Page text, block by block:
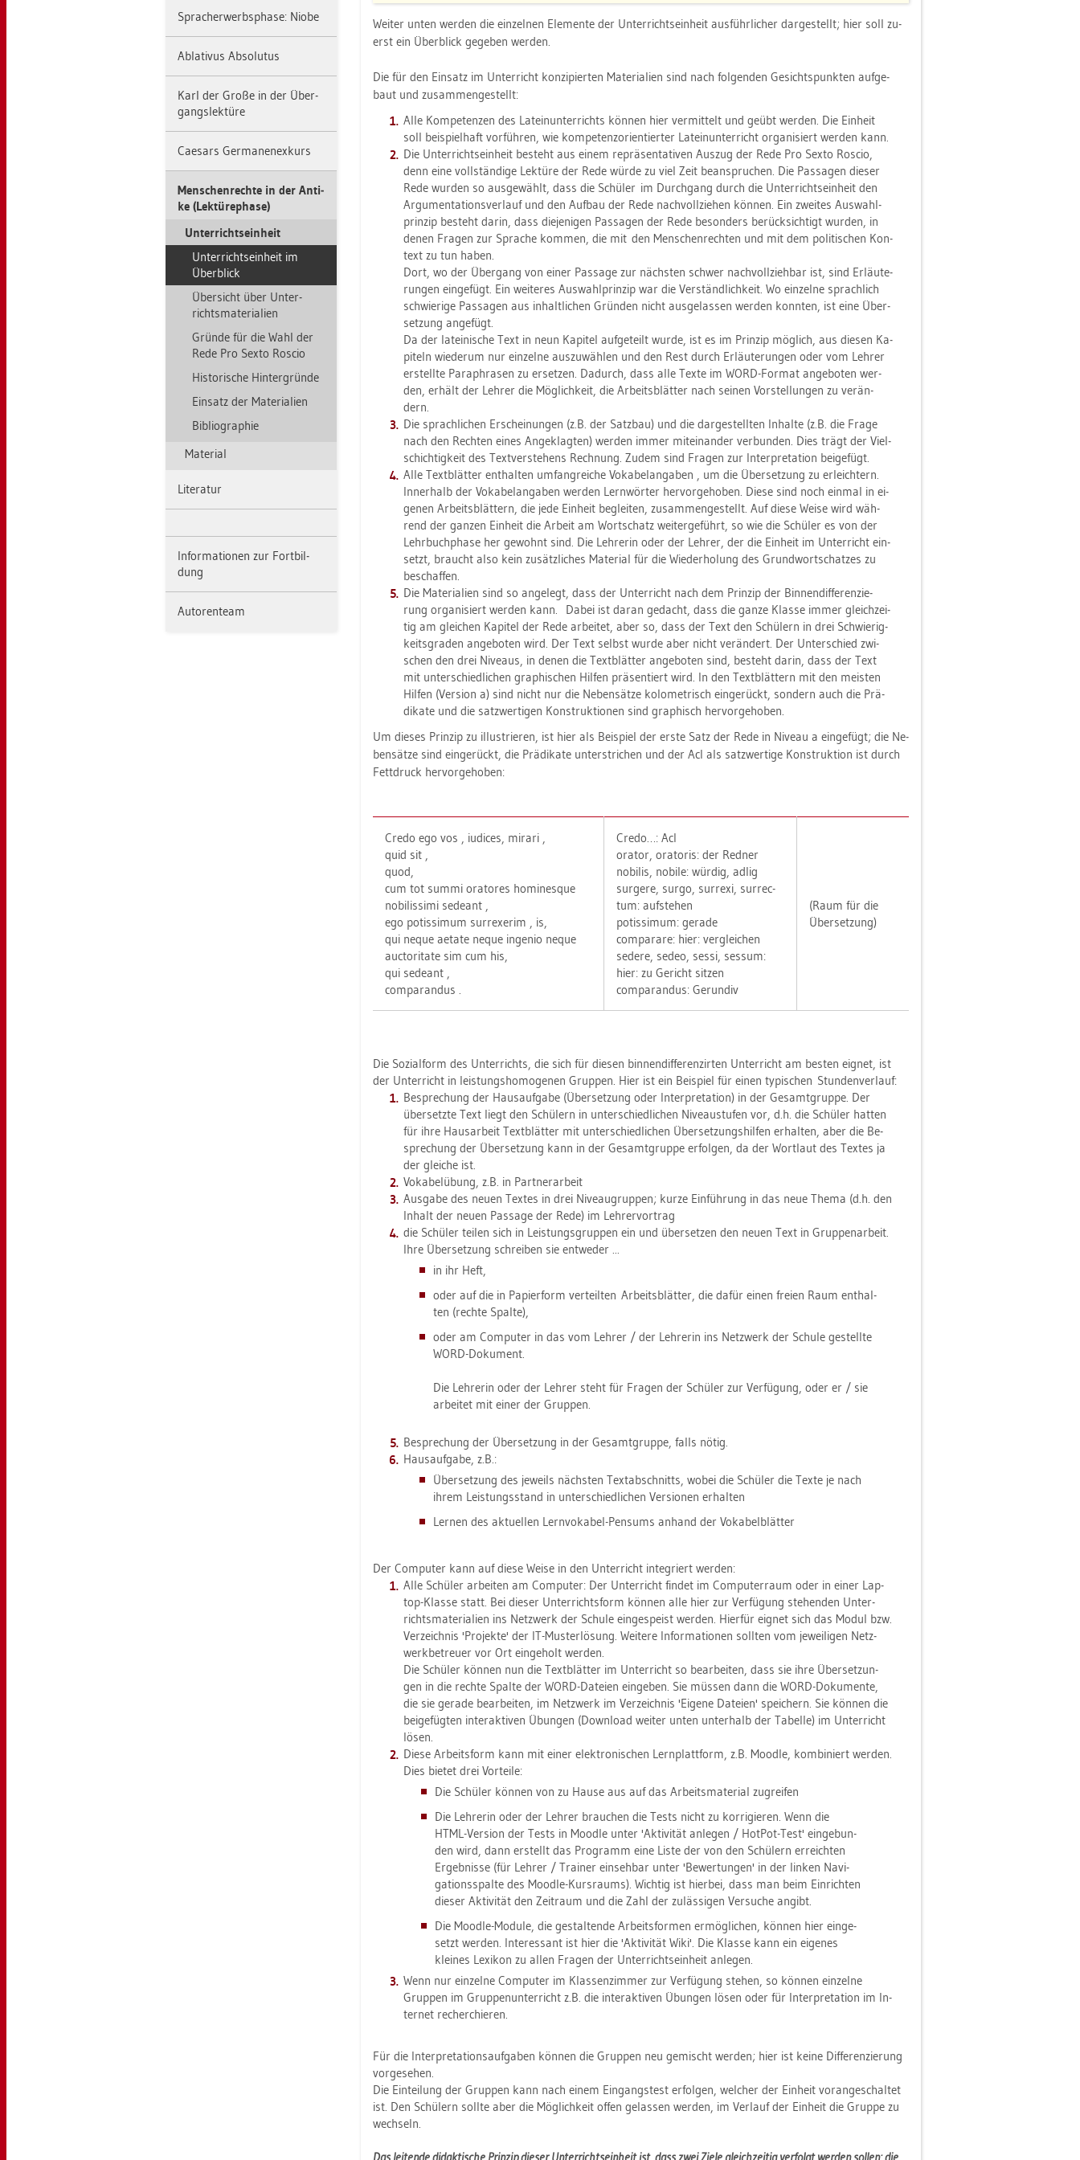
Sprach­er­werbs­pha­se: Niobe
Ab­la­ti­vus Ab­so­lu­tus
Karl der Große in der Über­
gangs­lek­tü­re
Cae­sars Ger­ma­nen­ex­kurs
Men­schen­rech­te in der An­ti­
ke (Lek­tü­re­pha­se)
Un­ter­richts­ein­heit
Un­ter­richts­ein­heit im
Über­blick
Über­sicht über Un­ter­
richts­ma­te­ria­li­en
Grün­de für die Wahl der
Rede Pro Sexto Ro­scio
His­to­ri­sche Hin­ter­grün­de
Ein­satz der Ma­te­ria­li­en
Bi­blio­gra­phie
Ma­te­ri­al
Li­te­ra­tur
In­for­ma­tio­nen zur Fort­bil­
dung
Au­to­ren­team
Wei­ter unten wer­den die ein­zel­nen Ele­men­te der Un­ter­richts­ein­heit aus­führ­li­cher dar­ge­stellt; hier soll zu­
erst ein Über­blick ge­ge­ben wer­den.
Die für den Ein­satz im Un­ter­richt kon­zi­pier­ten Ma­te­ria­li­en sind nach fol­gen­den Ge­sichts­punk­ten auf­ge­
baut und zu­sam­men­ge­stellt:
Alle Kom­pe­ten­zen des La­tein­un­ter­richts kön­nen hier ver­mit­telt und geübt wer­den. Die Ein­heit
soll bei­spiel­haft vor­füh­ren, wie kom­pe­tenz­ori­en­tier­ter La­tein­un­ter­richt or­ga­ni­siert wer­den kann.
Die Un­ter­richts­ein­heit be­steht aus einem re­prä­sen­ta­ti­ven Aus­zug der Rede Pro Sexto Ro­scio,
denn eine voll­stän­di­ge Lek­tü­re der Rede würde zu viel Zeit be­an­spru­chen. Die Pas­sa­gen die­ser
Rede wur­den so aus­ge­wählt, dass die Schü­ler im Durch­gang durch die Un­ter­richts­ein­heit den
Ar­gu­men­ta­ti­ons­ver­lauf und den Auf­bau der Rede nach­voll­zie­hen kön­nen. Ein zwei­tes Aus­wahl­
prin­zip be­steht darin, dass die­je­ni­gen Pas­sa­gen der Rede be­son­ders be­rück­sich­tigt wur­den, in
denen Fra­gen zur Spra­che kom­men, die mit den Men­schen­rech­ten und mit dem po­li­ti­schen Kon­
text zu tun haben.
Dort, wo der Über­gang von einer Pas­sa­ge zur nächs­ten schwer nach­voll­zieh­bar ist, sind Er­läu­te­
run­gen ein­ge­fügt. Ein wei­te­res Aus­wahl­prin­zip war die Ver­ständ­lich­keit. Wo ein­zel­ne sprach­lich
schwie­ri­ge Pas­sa­gen aus in­halt­li­chen Grün­den nicht aus­ge­las­sen wer­den konn­ten, ist eine Über­
set­zung an­ge­fügt.
Da der la­tei­ni­sche Text in neun Ka­pi­tel auf­ge­teilt wurde, ist es im Prin­zip mög­lich, aus die­sen Ka­
pi­teln wie­der­um nur ein­zel­ne aus­zu­wäh­len und den Rest durch Er­läu­te­run­gen oder vom Leh­rer
er­stell­te Pa­ra­phra­sen zu er­set­zen. Da­durch, dass alle Texte im WORD-For­mat an­ge­bo­ten wer­
den, er­hält der Leh­rer die Mög­lich­keit, die Ar­beits­blät­ter nach sei­nen Vor­stel­lun­gen zu ver­än­
dern.
Die sprach­li­chen Er­schei­nun­gen (z.B. der Satz­bau) und die dar­ge­stell­ten In­hal­te (z.B. die Frage
nach den Rech­ten eines An­ge­klag­ten) wer­den immer mit­ein­an­der ver­bun­den. Dies trägt der Viel­
schich­tig­keit des Text­ver­ste­hens Rech­nung. Zudem sind Fra­gen zur In­ter­pre­ta­ti­on bei­ge­fügt.
Alle Text­blät­ter ent­hal­ten um­fang­rei­che Vo­ka­belan­ga­ben , um die Über­set­zung zu er­leich­tern.
In­ner­halb der Vo­ka­belan­ga­ben wer­den Lern­wör­ter her­vor­ge­ho­ben. Diese sind noch ein­mal in ei­
ge­nen Ar­beits­blät­tern, die jede Ein­heit be­glei­ten, zu­sam­men­ge­stellt. Auf diese Weise wird wäh­
rend der gan­zen Ein­heit die Ar­beit am Wort­schatz wei­ter­ge­führt, so wie die Schü­ler es von der
Lehr­buch­pha­se her ge­wohnt sind. Die Leh­re­rin oder der Leh­rer, der die Ein­heit im Un­ter­richt ein­
setzt, braucht also kein zu­sätz­li­ches Ma­te­ri­al für die Wie­der­ho­lung des Grund­wort­schat­zes zu
be­schaf­fen.
Die Ma­te­ria­li­en sind so an­ge­legt, dass der Un­ter­richt nach dem Prin­zip der Bin­nen­dif­fe­ren­zie­
rung or­ga­ni­siert wer­den kann. Dabei ist daran ge­dacht, dass die ganze Klas­se immer gleich­zei­
tig am glei­chen Ka­pi­tel der Rede ar­bei­tet, aber so, dass der Text den Schü­lern in drei Schwie­rig­
keits­gra­den an­ge­bo­ten wird. Der Text selbst wurde aber nicht ver­än­dert. Der Un­ter­schied zwi­
schen den drei Ni­veaus, in denen die Text­blät­ter an­ge­bo­ten sind, be­steht darin, dass der Text
mit un­ter­schied­li­chen gra­phi­schen Hil­fen prä­sen­tiert wird. In den Text­blät­tern mit den meis­ten
Hil­fen (Ver­si­on a) sind nicht nur die Ne­ben­sät­ze ko­lo­me­trisch ein­ge­rückt, son­dern auch die Prä­
di­ka­te und die satz­wer­ti­gen Kon­struk­tio­nen sind gra­phisch her­vor­ge­ho­ben.
Um die­ses Prin­zip zu il­lus­trie­ren, ist hier als Bei­spiel der erste Satz der Rede in Ni­veau a ein­ge­fügt; die Ne­
ben­sät­ze sind ein­ge­rückt, die Prä­di­ka­te un­ter­stri­chen und der AcI als satz­wer­ti­ge Kon­struk­ti­on ist durch
Fett­druck her­vor­ge­ho­ben:
Credo ego vos , iu­di­ces, mi­ra­ri ,
quid sit ,
quod,
cum tot summi ora­to­res ho­mi­nes­que
no­bi­lis­si­mi se­deant ,
ego po­tis­si­mum sur­r­exe­rim , is,
qui neque ae­ta­te neque in­ge­nio neque
auc­to­ri­ta­te sim cum his,
qui se­deant ,
com­pa­ran­dus .
Credo…: AcI
ora­tor, ora­to­ris: der Red­ner
no­bi­lis, no­bi­le: wür­dig, adlig
sur­ge­re, surgo, sur­r­exi, sur­rec­
tum: auf­ste­hen
po­tis­si­mum: ge­ra­de
com­para­re: hier: ver­glei­chen
se­de­re, sedeo, sessi, ses­sum:
hier: zu Ge­richt sit­zen
com­pa­ran­dus: Ge­run­div
(Raum für die
Über­set­zung)
Die So­zi­al­form des Un­ter­richts, die sich für die­sen bin­nen­dif­fe­ren­zir­ten Un­ter­richt am bes­ten eig­net, ist
der Un­ter­richt in leis­tungs­ho­mo­ge­nen Grup­pen. Hier ist ein Bei­spiel für einen ty­pi­schen Stun­den­ver­lauf:
Be­spre­chung der Haus­auf­ga­be (Über­set­zung oder In­ter­pre­ta­ti­on) in der Ge­samt­grup­pe. Der
über­setz­te Text liegt den Schü­lern in un­ter­schied­li­chen Ni­veau­stu­fen vor, d.h. die Schü­ler hat­ten
für ihre Haus­ar­beit Text­blät­ter mit un­ter­schied­li­chen Über­set­zungs­hil­fen er­hal­ten, aber die Be­
spre­chung der Über­set­zung kann in der Ge­samt­grup­pe er­fol­gen, da der Wort­laut des Tex­tes ja
der glei­che ist.
Vo­ka­bel­übung, z.B. in Part­ner­ar­beit
Aus­ga­be des neuen Tex­tes in drei Ni­ve­au­grup­pen; kurze Ein­füh­rung in das neue Thema (d.h. den
In­halt der neuen Pas­sa­ge der Rede) im Leh­rer­vor­trag
die Schü­ler tei­len sich in Leis­tungs­grup­pen ein und über­set­zen den neuen Text in Grup­pen­ar­beit.
Ihre Über­set­zung schrei­ben sie ent­we­der ...
in ihr Heft,
oder auf die in Pa­pier­form ver­teil­ten Ar­beits­blät­ter, die dafür einen frei­en Raum ent­hal­
ten (rech­te Spal­te),
oder am Com­pu­ter in das vom Leh­rer / der Leh­re­rin ins Netz­werk der Schu­le ge­stell­te
WORD-Do­ku­ment.
Die Leh­re­rin oder der Leh­rer steht für Fra­gen der Schü­ler zur Ver­fü­gung, oder er / sie
ar­bei­tet mit einer der Grup­pen.
Be­spre­chung der Über­set­zung in der Ge­samt­grup­pe, falls nötig.
Haus­auf­ga­be, z.B.:
Über­set­zung des je­weils nächs­ten Text­ab­schnitts, wobei die Schü­ler die Texte je nach
ihrem Leis­tungs­stand in un­ter­schied­li­chen Ver­sio­nen er­hal­ten
Ler­nen des ak­tu­el­len Lern­vo­ka­bel-Pen­sums an­hand der Vo­ka­bel­blät­ter
Der Com­pu­ter kann auf diese Weise in den Un­ter­richt in­te­griert wer­den:
Alle Schü­ler ar­bei­ten am Com­pu­ter: Der Un­ter­richt fin­det im Com­pu­ter­raum oder in einer Lap­
top-Klas­se statt. Bei die­ser Un­ter­richts­form kön­nen alle hier zur Ver­fü­gung ste­hen­den Un­ter­
richts­ma­te­ria­li­en ins Netz­werk der Schu­le ein­ge­speist wer­den. Hier­für eig­net sich das Modul bzw.
Ver­zeich­nis 'Pro­jek­te' der IT-Mus­ter­lö­sung. Wei­te­re In­for­ma­tio­nen soll­ten vom je­wei­li­gen Netz­
werk­be­treu­er vor Ort ein­ge­holt wer­den.
Die Schü­ler kön­nen nun die Text­blät­ter im Un­ter­richt so be­ar­bei­ten, dass sie ihre Über­set­zun­
gen in die rech­te Spal­te der WORD-Da­tei­en ein­ge­ben. Sie müs­sen dann die WORD-Do­ku­men­te,
die sie ge­ra­de be­ar­bei­ten, im Netz­werk im Ver­zeich­nis 'Ei­ge­ne Da­tei­en' spei­chern. Sie kön­nen die
bei­ge­füg­ten in­ter­ak­ti­ven Übun­gen (Down­load wei­ter unten un­ter­halb der Ta­bel­le) im Un­ter­richt
lösen.
Diese Ar­beits­form kann mit einer elek­tro­ni­schen Lern­platt­form, z.B. Mood­le, kom­bi­niert wer­den.
Dies bie­tet drei Vor­tei­le:
Die Schü­ler kön­nen von zu Hause aus auf das Ar­beits­ma­te­ri­al zu­grei­fen
Die Leh­re­rin oder der Leh­rer brau­chen die Tests nicht zu kor­ri­gie­ren. Wenn die
HTML-Ver­si­on der Tests in Mood­le unter 'Ak­ti­vi­tät an­le­gen / Hot­Pot-Test' ein­ge­bun­
den wird, dann er­stellt das Pro­gramm eine Liste der von den Schü­lern er­reich­ten
Er­geb­nis­se (für Leh­rer / Trai­ner ein­seh­bar unter 'Be­wer­tun­gen' in der lin­ken Na­vi­
ga­ti­ons­spal­te des Mood­le-Kurs­raums). Wich­tig ist hier­bei, dass man beim Ein­rich­ten
die­ser Ak­ti­vi­tät den Zeit­raum und die Zahl der zu­läs­si­gen Ver­su­che an­gibt.
Die Mood­le-Mo­du­le, die ge­stal­ten­de Ar­beits­for­men er­mög­li­chen, kön­nen hier ein­ge­
setzt wer­den. In­ter­es­sant ist hier die 'Ak­ti­vi­tät Wiki'. Die Klas­se kann ein ei­ge­nes
klei­nes Le­xi­kon zu allen Fra­gen der Un­ter­richts­ein­heit an­le­gen.
Wenn nur ein­zel­ne Com­pu­ter im Klas­sen­zim­mer zur Ver­fü­gung ste­hen, so kön­nen ein­zel­ne
Grup­pen im Grup­pen­un­ter­richt z.B. die in­ter­ak­ti­ven Übun­gen lösen oder für In­ter­pre­ta­ti­on im In­
ter­net re­cher­chie­ren.
Für die In­ter­pre­ta­ti­ons­auf­ga­ben kön­nen die Grup­pen neu ge­mischt wer­den; hier ist keine Dif­fe­ren­zie­rung
vor­ge­se­hen.
Die Ein­tei­lung der Grup­pen kann nach einem Ein­gangs­test er­fol­gen, wel­cher der Ein­heit vor­an­ge­schal­tet
ist. Den Schü­lern soll­te aber die Mög­lich­keit offen ge­las­sen wer­den, im Ver­lauf der Ein­heit die Grup­pe zu
wech­seln.